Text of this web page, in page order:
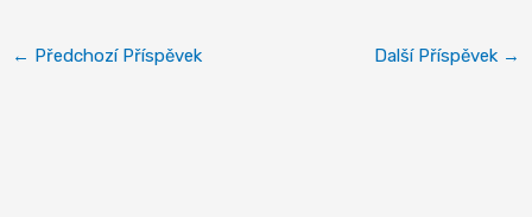
← Předchozí Příspěvek Další Příspěvek →